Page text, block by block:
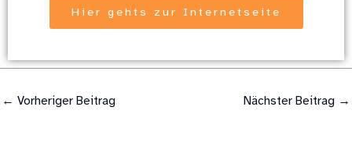
Hier gehts zur Internetseite
← Vorheriger Beitrag Nächster Beitrag →